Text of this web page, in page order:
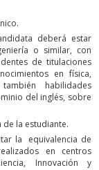
deberá estar
o similar, con
de titulaciones
en física,
habilidades
del inglés, sobre
de la estudiante.
la equivalencia de
en centros
Innovación y